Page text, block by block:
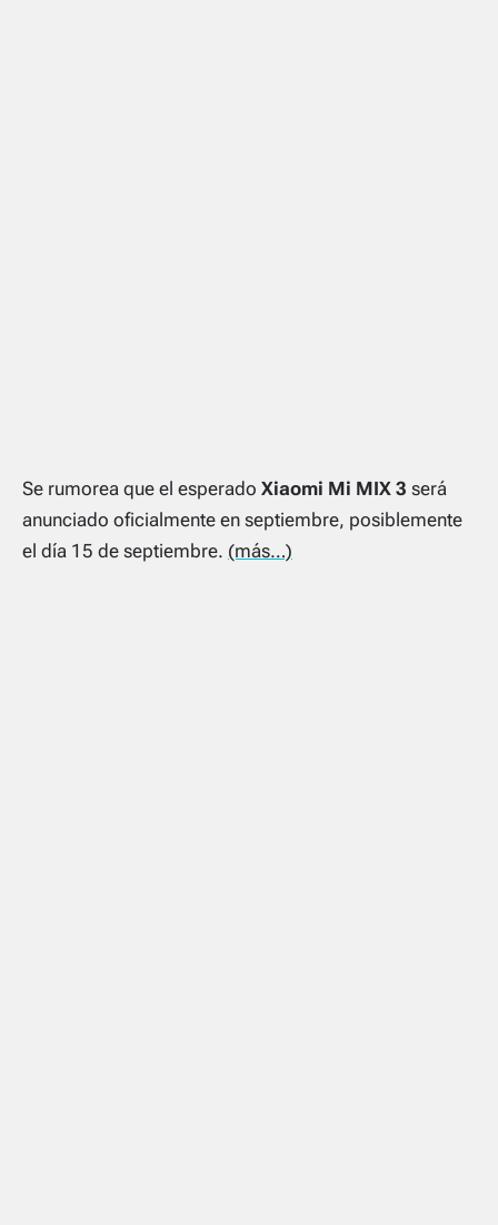
Se rumorea que el esperado Xiaomi Mi MIX 3 será
anunciado oficialmente en septiembre, posiblemente
el día 15 de septiembre. (más…)